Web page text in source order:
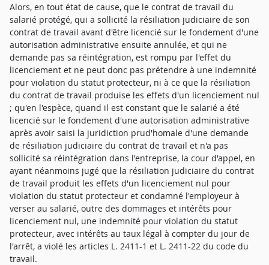
Alors, en tout état de cause, que le contrat de travail du
salarié protégé, qui a sollicité la résiliation judiciaire de son
contrat de travail avant d'être licencié sur le fondement d'une
autorisation administrative ensuite annulée, et qui ne
demande pas sa réintégration, est rompu par l'effet du
licenciement et ne peut donc pas prétendre à une indemnité
pour violation du statut protecteur, ni à ce que la résiliation
du contrat de travail produise les effets d'un licenciement nul
; qu'en l'espèce, quand il est constant que le salarié a été
licencié sur le fondement d'une autorisation administrative
après avoir saisi la juridiction prud'homale d'une demande
de résiliation judiciaire du contrat de travail et n'a pas
sollicité sa réintégration dans l'entreprise, la cour d'appel, en
ayant néanmoins jugé que la résiliation judiciaire du contrat
de travail produit les effets d'un licenciement nul pour
violation du statut protecteur et condamné l'employeur à
verser au salarié, outre des dommages et intérêts pour
licenciement nul, une indemnité pour violation du statut
protecteur, avec intérêts au taux légal à compter du jour de
l'arrêt, a violé les articles L. 2411-1 et L. 2411-22 du code du
travail.